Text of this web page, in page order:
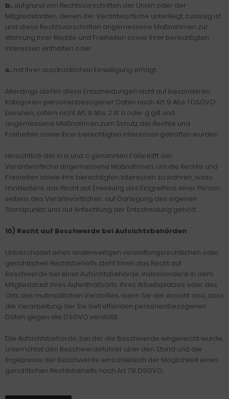
b. aufgrund von Rechtsvorschriften der Union oder der
Mitgliedstaaten, denen der Verantwortliche unterliegt, zulässig ist
und diese Rechtsvorschriften angemessene Maßnahmen zur
Wahrung Ihrer Rechte und Freiheiten sowie Ihrer berechtigten
Interessen enthalten oder
c. mit Ihrer ausdrücklichen Einwilligung erfolgt.
Allerdings dürfen diese Entscheidungen nicht auf besonderen
Kategorien personenbezogener Daten nach Art. 9 Abs. 1 DSGVO
beruhen, sofern nicht Art. 9 Abs. 2 lit. a oder g gilt und
angemessene Maßnahmen zum Schutz der Rechte und
Freiheiten sowie Ihrer berechtigten Interessen getroffen wurden.
Hinsichtlich der in a. und c. genannten Fälle trifft der
Verantwortliche angemessene Maßnahmen, um die Rechte und
Freiheiten sowie Ihre berechtigten Interessen zu wahren, wozu
mindestens das Recht auf Erwirkung des Eingreifens einer Person
seitens des Verantwortlichen, auf Darlegung des eigenen
Standpunkts und auf Anfechtung der Entscheidung gehört.
10) Recht auf Beschwerde bei Aufsichtsbehörden
Unbeschadet eines anderweitigen verwaltungsrechtlichen oder
gerichtlichen Rechtsbehelfs steht Ihnen das Recht auf
Beschwerde bei einer Aufsichtsbehörde, insbesondere in dem
Mitgliedstaat ihres Aufenthaltsorts, ihres Arbeitsplatzes oder des
Orts des mutmaßlichen Verstoßes, wenn Sie der Ansicht sind, dass
die Verarbeitung der Sie betreffenden personenbezogenen
Daten gegen die DSGVO verstößt.
Die Aufsichtsbehörde, bei der die Beschwerde eingereicht wurde,
unterrichtet den Beschwerdeführer über den Stand und die
Ergebnisse der Beschwerde einschließlich der Möglichkeit eines
gerichtlichen Rechtsbehelfs nach Art. 78 DSGVO.